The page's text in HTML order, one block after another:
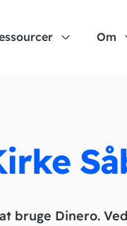
Om
bruge Dinero.